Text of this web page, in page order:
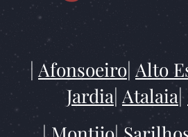
| Afonsoeiro| Alto
Jardia| Atalaia|